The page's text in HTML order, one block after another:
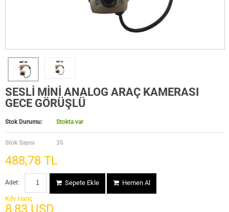
SESLİ MİNİ ANALOG ARAÇ KAMERASI
GECE GÖRÜŞLÜ
Stok Durumu: Stokta var
Stok Sayısı 35
488,78 TL
Adet: Sepete Ekle Hemen Al
Kdv Hariç
8,83 USD